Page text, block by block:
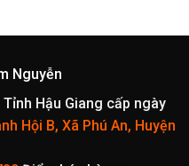
Nguyễn
Hậu Giang cấp ngày
Hội B, Xã Phú An, Huyện